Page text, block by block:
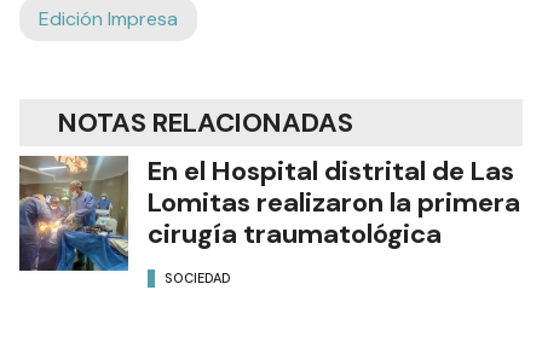
Edición Impresa
NOTAS RELACIONADAS
En el Hospital distrital de Las
Lomitas realizaron la primera
cirugía traumatológica
SOCIEDAD